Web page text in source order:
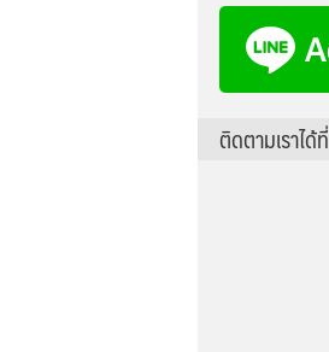
ติดตามเราได้ที่